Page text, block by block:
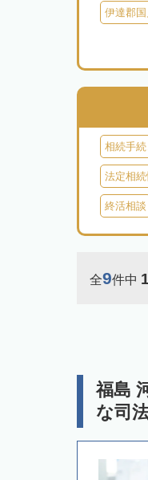
伊達郡
耶麻郡
南会津
相続手続
法定相
終活相談
全9件中
福島
な司